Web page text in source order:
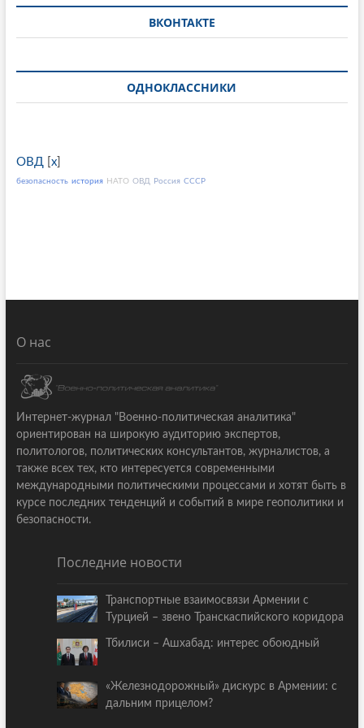
ВКОНТАКТЕ
ОДНОКЛАССНИКИ
ОВД x]
безопасность история НАТО ОВД Россия СССР
О нас
Интернет-журнал "Военно-политическая аналитика"
ориентирован на широкую аудиторию экспертов,
политологов, политических консультантов, журналистов, а
также всех тех, кто интересуется современными
международными политическими процессами и хотят быть в
курсе последних тенденций и событий в мире геополитики и
безопасности.
Последние новости
Транспортные взаимосвязи Армении с
Турцией – звено Транскаспийского коридора
Тбилиси – Ашхабад: интерес обоюдный
«Железнодорожный» дискурс в Армении: с
дальним прицелом?